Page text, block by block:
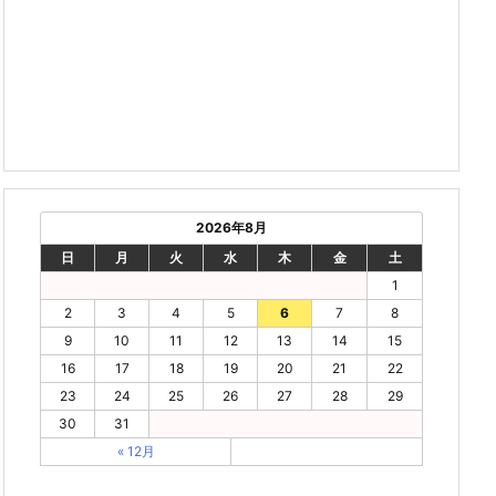
2026年8月
日
月 火 水 木 金
土
1
2
3 4 5 6 7
8
9
10 11 12 13 14
15
16
17 18 19 20 21
22
23
24 25 26 27 28
29
30
31
« 12月